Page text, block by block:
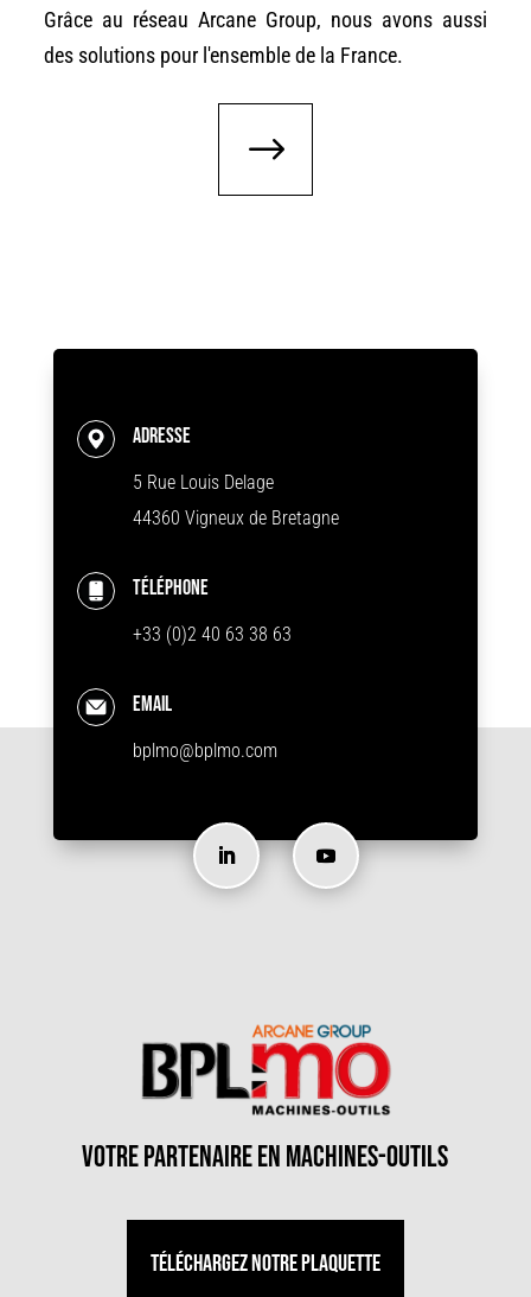
Grâce au réseau Arcane Group, nous avons aussi
des solutions pour l'ensemble de la France.
Adresse
5 Rue Louis Delage
44360 Vigneux de Bretagne
Téléphone
+33 (0)2 40 63 38 63
Email
bplmo@bplmo.com
votre partenaire en machines-outils
Téléchargez notre plaquette